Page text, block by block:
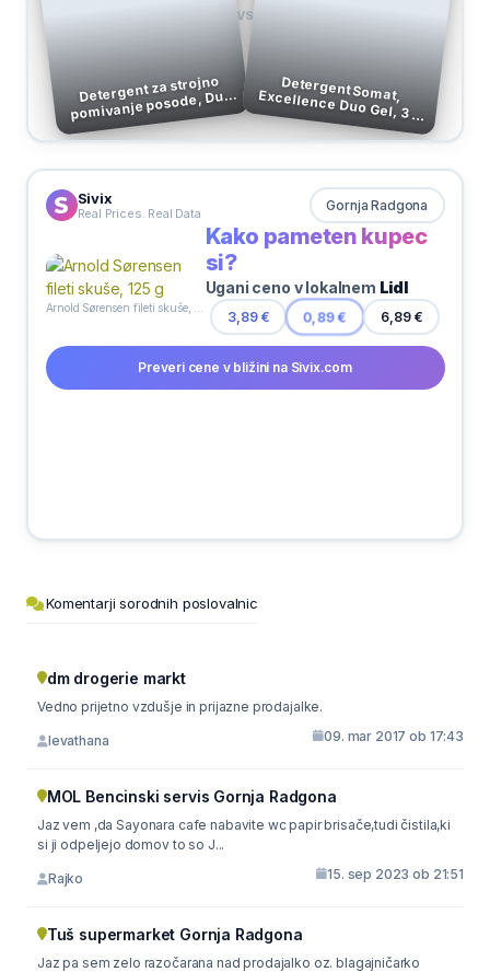
Detergent za strojno
pomivanje posode, Duo
Gel Grease, Somat
Excellence, 60/1
VS
Detergent Somat, Excellence Duo Gel, 3 x 38 pranj, 3 x 684 ml
Sivix
Real Prices. Real Data Gornja Radgona
Kako pameten kupec
si?
Ugani ceno v lokalnem Lidl
3,89 € 0,89 € 6,89 €
Preveri cene v bližini na Sivix.com
Komentarji sorodnih poslovalnic
dm drogerie markt
Vedno prijetno vzdušje in prijazne prodajalke.
levathana 09. mar 2017 ob 17:43
MOL Bencinski servis Gornja Radgona
Jaz vem ,da Sayonara cafe nabavite wc papir brisače,tudi čistila,ki
si ji odpeljejo domov to so J...
Rajko 15. sep 2023 ob 21:51
Tuš supermarket Gornja Radgona
Jaz pa sem zelo razočarana nad prodajalko oz. blagajničarko